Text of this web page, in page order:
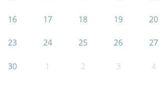
16 17 18 19 20
23 24 25 26 27
30 1 2 3 4